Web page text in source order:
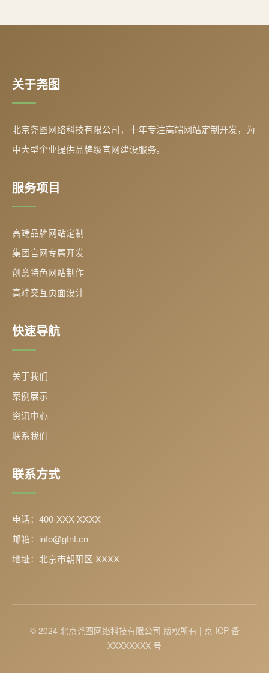
关于尧图
北京尧图网络科技有限公司，十年专注高端网站定制开发，为
中大型企业提供品牌级官网建设服务。
服务项目
高端品牌网站定制
集团官网专属开发
创意特色网站制作
高端交互页面设计
快速导航
关于我们
案例展示
资讯中心
联系我们
联系方式
电话：400-XXX-XXXX
邮箱：info@gtnt.cn
地址：北京市朝阳区 XXXX
© 2024 北京尧图网络科技有限公司 版权所有 | 京 ICP 备
XXXXXXXX 号